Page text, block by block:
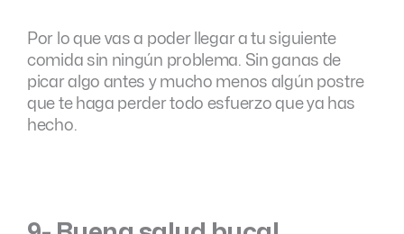
Por lo que vas a poder llegar a tu siguiente
comida sin ningún problema. Sin ganas de
picar algo antes y mucho menos algún postre
que te haga perder todo esfuerzo que ya has
hecho.